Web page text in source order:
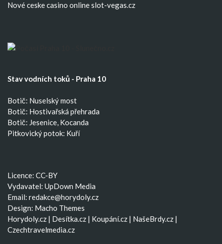
Nové ceske casino online slot-vegas.cz
Stav vodních toků - Praha 10
Botič: Nuselský most
Botič: Hostivařská přehrada
Botič: Jesenice, Kocanda
Pitkovický potok: Kuří
Licence: CC-BY
Vydavatel: UpDown Media
Email: redakce@horydoly.cz
Design: Macho Themes
Horydoly.cz | Desítka.cz | Koupání.cz | NašeBrdy.cz |
Czechtravelmedia.cz